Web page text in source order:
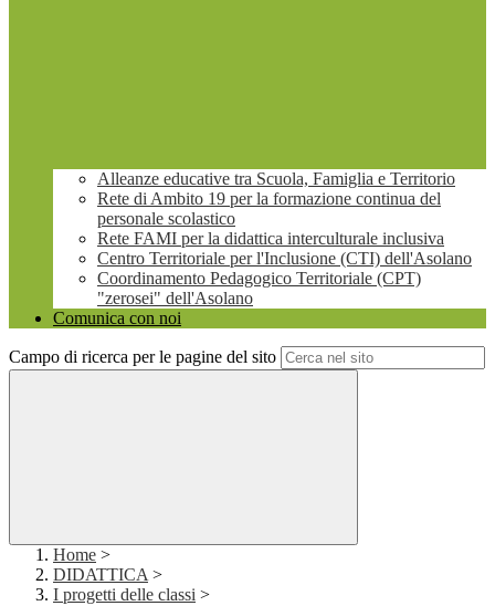
Alleanze educative tra Scuola, Famiglia e Territorio
Rete di Ambito 19 per la formazione continua del
personale scolastico
Rete FAMI per la didattica interculturale inclusiva
Centro Territoriale per l'Inclusione (CTI) dell'Asolano
Coordinamento Pedagogico Territoriale (CPT)
"zerosei" dell'Asolano
Comunica con noi
Campo di ricerca per le pagine del sito
Home >
DIDATTICA >
I progetti delle classi >